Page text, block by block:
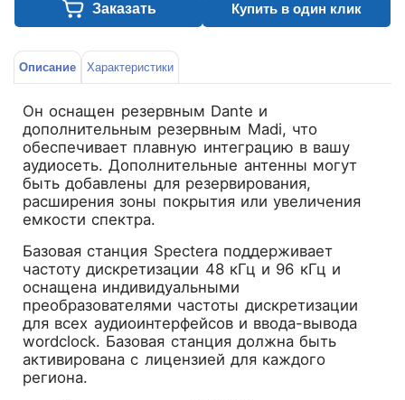
Заказать Купить в один клик
Описание Характеристики
Он оснащен резервным Dante и
дополнительным резервным Madi, что
обеспечивает плавную интеграцию в вашу
аудиосеть. Дополнительные антенны могут
быть добавлены для резервирования,
расширения зоны покрытия или увеличения
емкости спектра.
Базовая станция Spectera поддерживает
частоту дискретизации 48 кГц и 96 кГц и
оснащена индивидуальными
преобразователями частоты дискретизации
для всех аудиоинтерфейсов и ввода-вывода
wordclock. Базовая станция должна быть
активирована с лицензией для каждого
региона.